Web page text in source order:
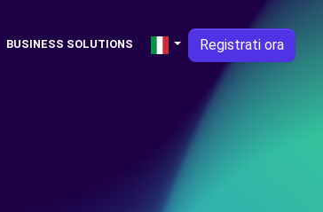
BUSINESS SOLUTIONS Registrati ora